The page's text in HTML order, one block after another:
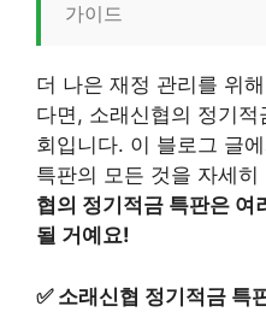
가이드
더 나은 재정 관리를 위
다면, 소래신협의 정기
회입니다. 이 블로그 글
특판의 모든 것을 자세
협의 정기적금 특판은 여
될 거예요!
✅ 소래신협 정기적금 특